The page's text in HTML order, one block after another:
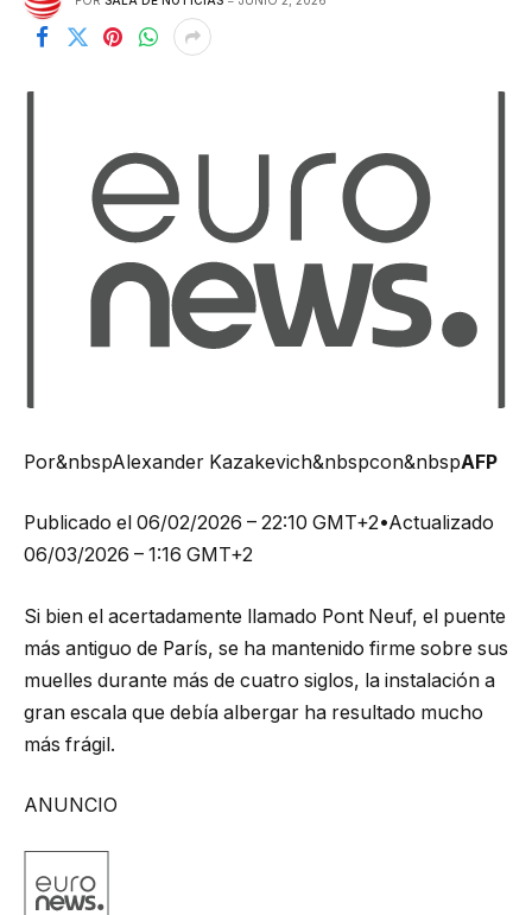
Por&nbspAlexander Kazakevich&nbspcon&nbspAFP
Publicado el 06/02/2026 – 22:10 GMT+2•Actualizado
06/03/2026 – 1:16 GMT+2
Si bien el acertadamente llamado Pont Neuf, el puente
más antiguo de París, se ha mantenido firme sobre sus
muelles durante más de cuatro siglos, la instalación a
gran escala que debía albergar ha resultado mucho
más frágil.
ANUNCIO